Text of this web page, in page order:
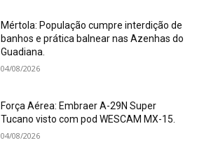
Mértola: População cumpre interdição de
banhos e prática balnear nas Azenhas do
Guadiana.
04/08/2026
Força Aérea: Embraer A-29N Super
Tucano visto com pod WESCAM MX-15.
04/08/2026